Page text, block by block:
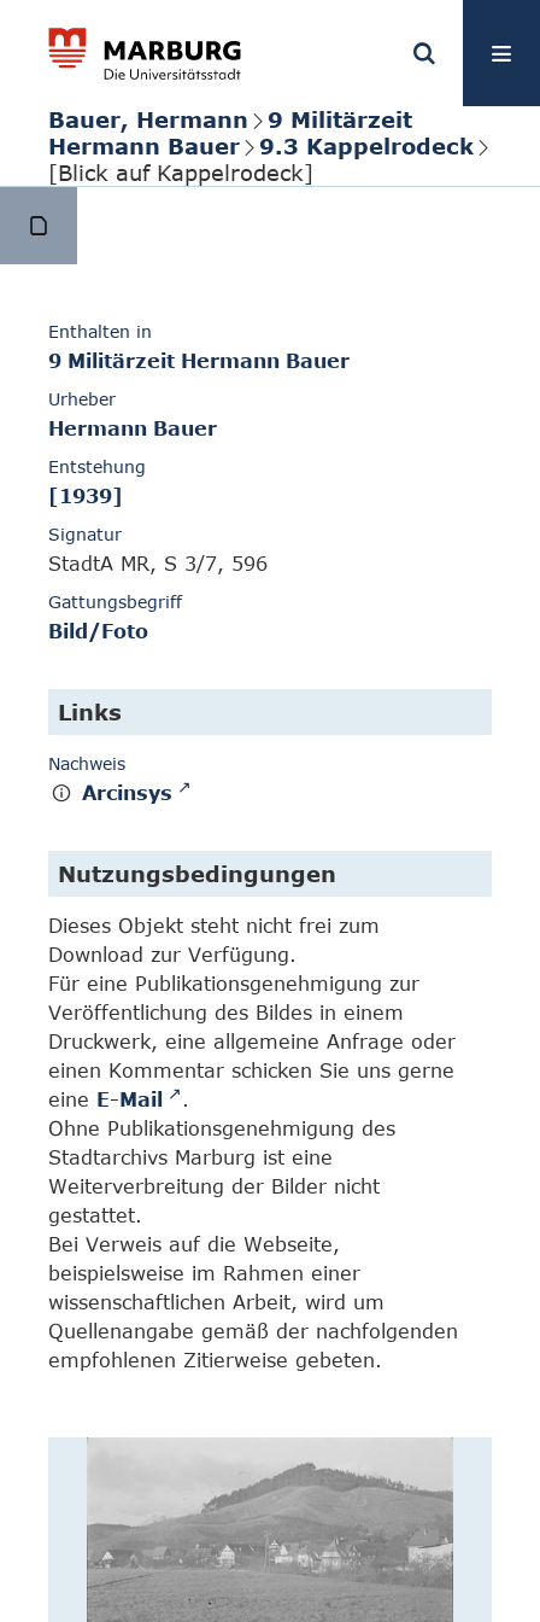
Bauer, Hermann
9 Militärzeit
Hermann Bauer
9.3 Kappelrodeck
[Blick auf Kappelrodeck]
Enthalten in
9 Militärzeit Hermann Bauer
Urheber
Hermann Bauer
Entstehung
[1939]
Signatur
StadtA MR, S 3/7, 596
Gattungsbegriff
Bild/Foto
Links
Nachweis
Arcinsys
Nutzungsbedingungen
Dieses Objekt steht nicht frei zum
Download zur Verfügung.
Für eine Publikationsgenehmigung zur
Veröffentlichung des Bildes in einem
Druckwerk, eine allgemeine Anfrage oder
einen Kommentar schicken Sie uns gerne
eine E-Mail
.
Ohne Publikationsgenehmigung des
Stadtarchivs Marburg ist eine
Weiterverbreitung der Bilder nicht
gestattet.
Bei Verweis auf die Webseite,
beispielsweise im Rahmen einer
wissenschaftlichen Arbeit, wird um
Quellenangabe gemäß der nachfolgenden
empfohlenen Zitierweise gebeten.